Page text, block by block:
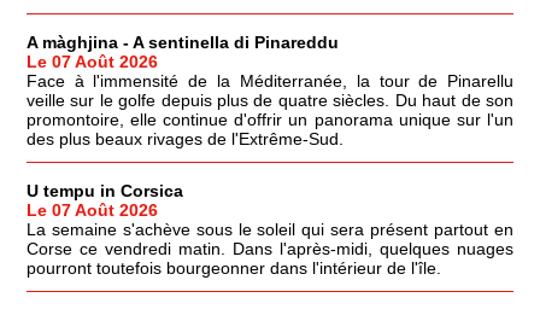
A màghjina - A sentinella di Pinareddu
Le 07 Août 2026
Face à l'immensité de la Méditerranée, la tour de Pinarellu
veille sur le golfe depuis plus de quatre siècles. Du haut de son
promontoire, elle continue d'offrir un panorama unique sur l'un
des plus beaux rivages de l'Extrême-Sud.
U tempu in Corsica
Le 07 Août 2026
La semaine s'achève sous le soleil qui sera présent partout en
Corse ce vendredi matin. Dans l'après-midi, quelques nuages
pourront toutefois bourgeonner dans l'intérieur de l'île.